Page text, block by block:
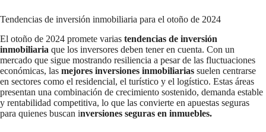
Tendencias de inversión inmobiliaria para el otoño de 2024
El otoño de 2024 promete varias tendencias de inversión
inmobiliaria que los inversores deben tener en cuenta. Con un
mercado que sigue mostrando resiliencia a pesar de las fluctuaciones
económicas, las mejores inversiones inmobiliarias suelen centrarse
en sectores como el residencial, el turístico y el logístico. Estas áreas
presentan una combinación de crecimiento sostenido, demanda estable
y rentabilidad competitiva, lo que las convierte en apuestas seguras
para quienes buscan inversiones seguras en inmuebles.